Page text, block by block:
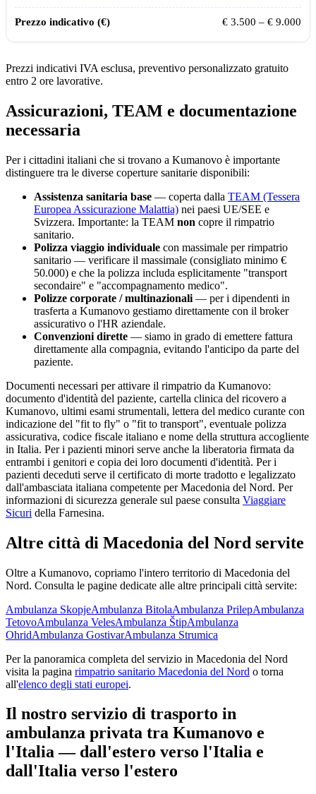
€ 3.500 – € 9.000
Prezzi indicativi IVA esclusa, preventivo personalizzato gratuito
entro 2 ore lavorative.
Assicurazioni, TEAM e documentazione
necessaria
Per i cittadini italiani che si trovano a Kumanovo è importante
distinguere tra le diverse coperture sanitarie disponibili:
Assistenza sanitaria base — coperta dalla TEAM (Tessera
Europea Assicurazione Malattia) nei paesi UE/SEE e
Svizzera. Importante: la TEAM non copre il rimpatrio
sanitario.
Polizza viaggio individuale con massimale per rimpatrio
sanitario — verificare il massimale (consigliato minimo €
50.000) e che la polizza includa esplicitamente "transport
secondaire" e "accompagnamento medico".
Polizze corporate / multinazionali — per i dipendenti in
trasferta a Kumanovo gestiamo direttamente con il broker
assicurativo o l'HR aziendale.
Convenzioni dirette — siamo in grado di emettere fattura
direttamente alla compagnia, evitando l'anticipo da parte del
paziente.
Documenti necessari per attivare il rimpatrio da Kumanovo:
documento d'identità del paziente, cartella clinica del ricovero a
Kumanovo, ultimi esami strumentali, lettera del medico curante con
indicazione del "fit to fly" o "fit to transport", eventuale polizza
assicurativa, codice fiscale italiano e nome della struttura accogliente
in Italia. Per i pazienti minori serve anche la liberatoria firmata da
entrambi i genitori e copia dei loro documenti d'identità. Per i
pazienti deceduti serve il certificato di morte tradotto e legalizzato
dall'ambasciata italiana competente perMacedonia del Nord. Per
informazioni di sicurezza generale sul paese consulta Viaggiare
Sicuri della Farnesina.
Altre città di Macedonia del Nord servite
Oltre a Kumanovo, copriamo l'intero territorio di Macedonia del
Nord. Consulta le pagine dedicate alle altre principali città servite:
Ambulanza SkopjeAmbulanza BitolaAmbulanza PrilepAmbulanza
TetovoAmbulanza VelesAmbulanza ŠtipAmbulanza
OhridAmbulanza GostivarAmbulanza Strumica
Per la panoramica completa del servizio in Macedonia del Nord
visita la pagina rimpatrio sanitario Macedonia del Nord o torna
all'elenco degli stati europei.
Il nostro servizio di trasporto in
ambulanza privata tra Kumanovo e
l'Italia — dall'estero verso l'Italia e
dall'Italia verso l'estero